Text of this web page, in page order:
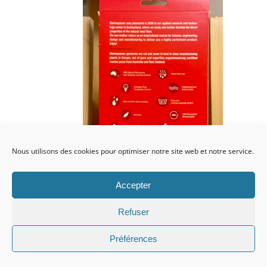
Nous utilisons des cookies pour optimiser notre site web et notre service.
Accepter
Refuser
Préférences
Ajouter au
panier